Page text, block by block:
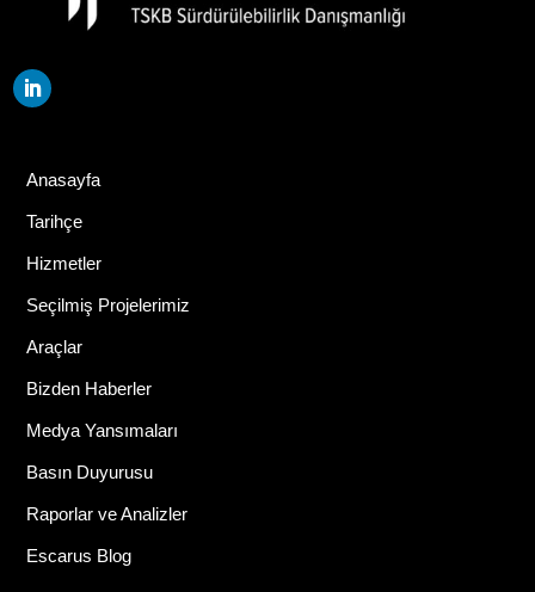
Anasayfa
Tarihçe
Hizmetler
Seçilmiş Projelerimiz
Araçlar
Bizden Haberler
Medya Yansımaları
Basın Duyurusu
Raporlar ve Analizler
Escarus Blog